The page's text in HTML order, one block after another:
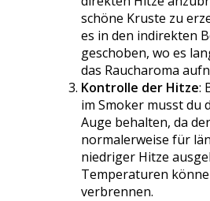
schöne Kruste zu
es in den indirekten
geschoben, wo es
das Raucharoma
Kontrolle der Hitze:
im Smoker musst du
Auge behalten, da
normalerweise für
niedriger Hitze
Temperaturen
verbrennen.